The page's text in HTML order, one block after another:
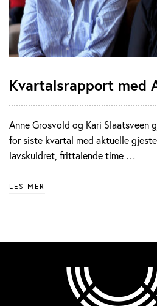
Kvartalsrapport med
Anne Grosvold og Kari Slaatsveen
for siste kvartal med aktuelle
lavskuldret, frittalende time …
LES MER